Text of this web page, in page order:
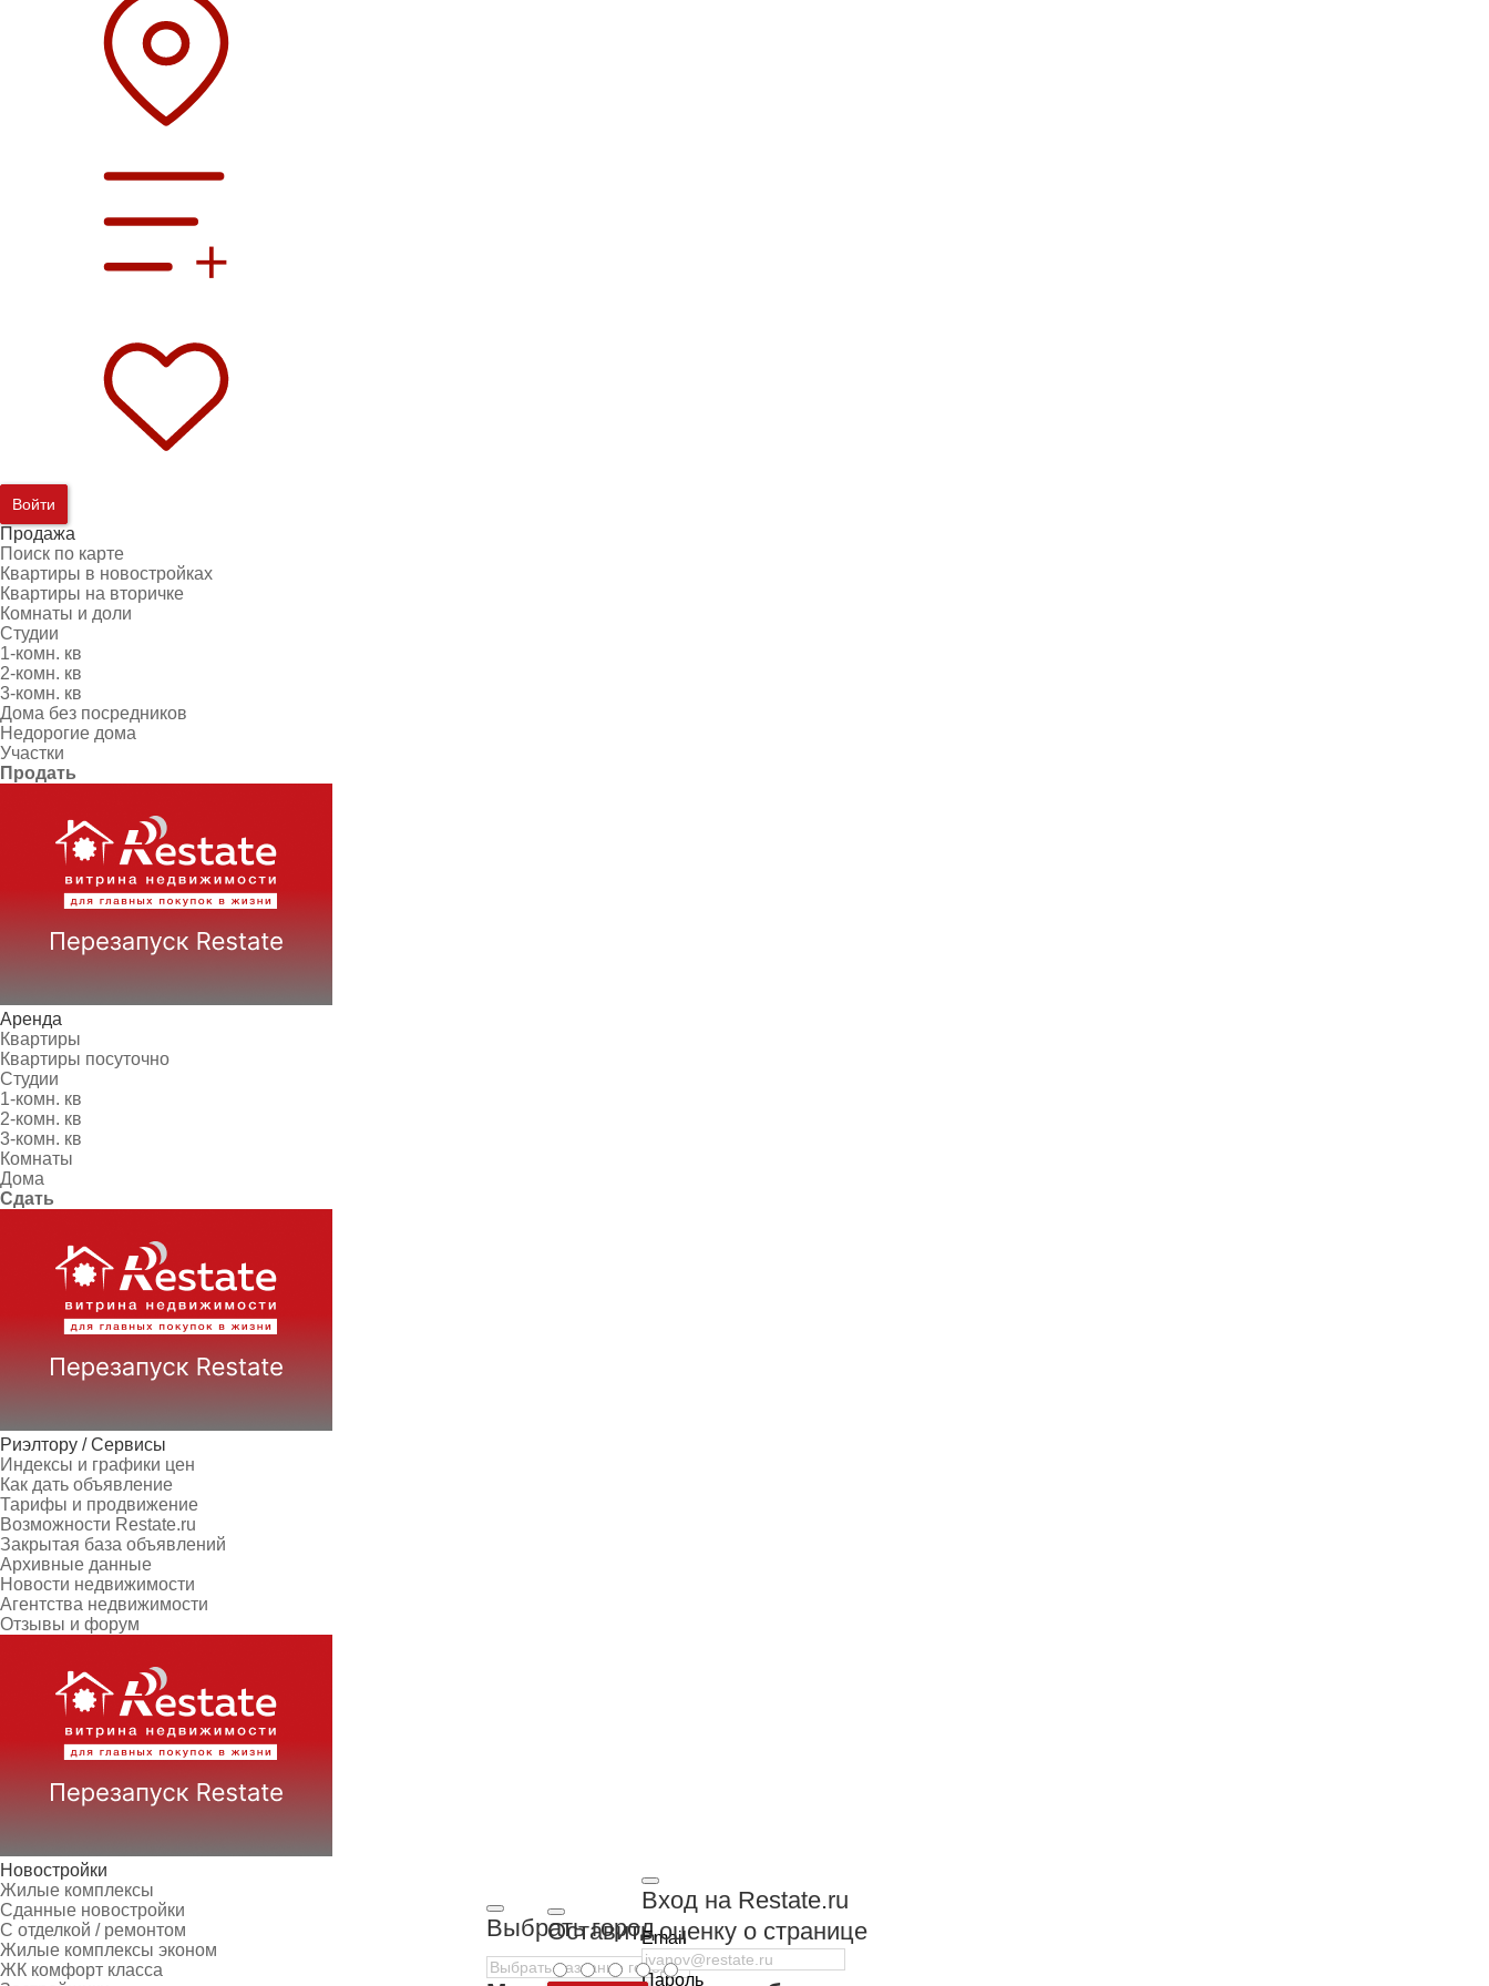
Войти
Продажа
Поиск по карте
Квартиры в новостройках
Квартиры на вторичке
Комнаты и доли
Студии
1-комн. кв
2-комн. кв
3-комн. кв
Дома без посредников
Недорогие дома
Участки
Продать
Аренда
Квартиры
Квартиры посуточно
Студии
1-комн. кв
2-комн. кв
3-комн. кв
Комнаты
Дома
Сдать
Риэлтору / Сервисы
Индексы и графики цен
Как дать объявление
Тарифы и продвижение
Возможности Restate.ru
Закрытая база объявлений
Архивные данные
Новости недвижимости
Агентства недвижимости
Отзывы и форум
Новостройки
Жилые комплексы
Сданные новостройки
С отделкой / ремонтом
Жилые комплексы эконом
ЖК комфорт класса
Выбрать город
Вход на Restate.ru
Email
Пароль
Оставить оценку о странице